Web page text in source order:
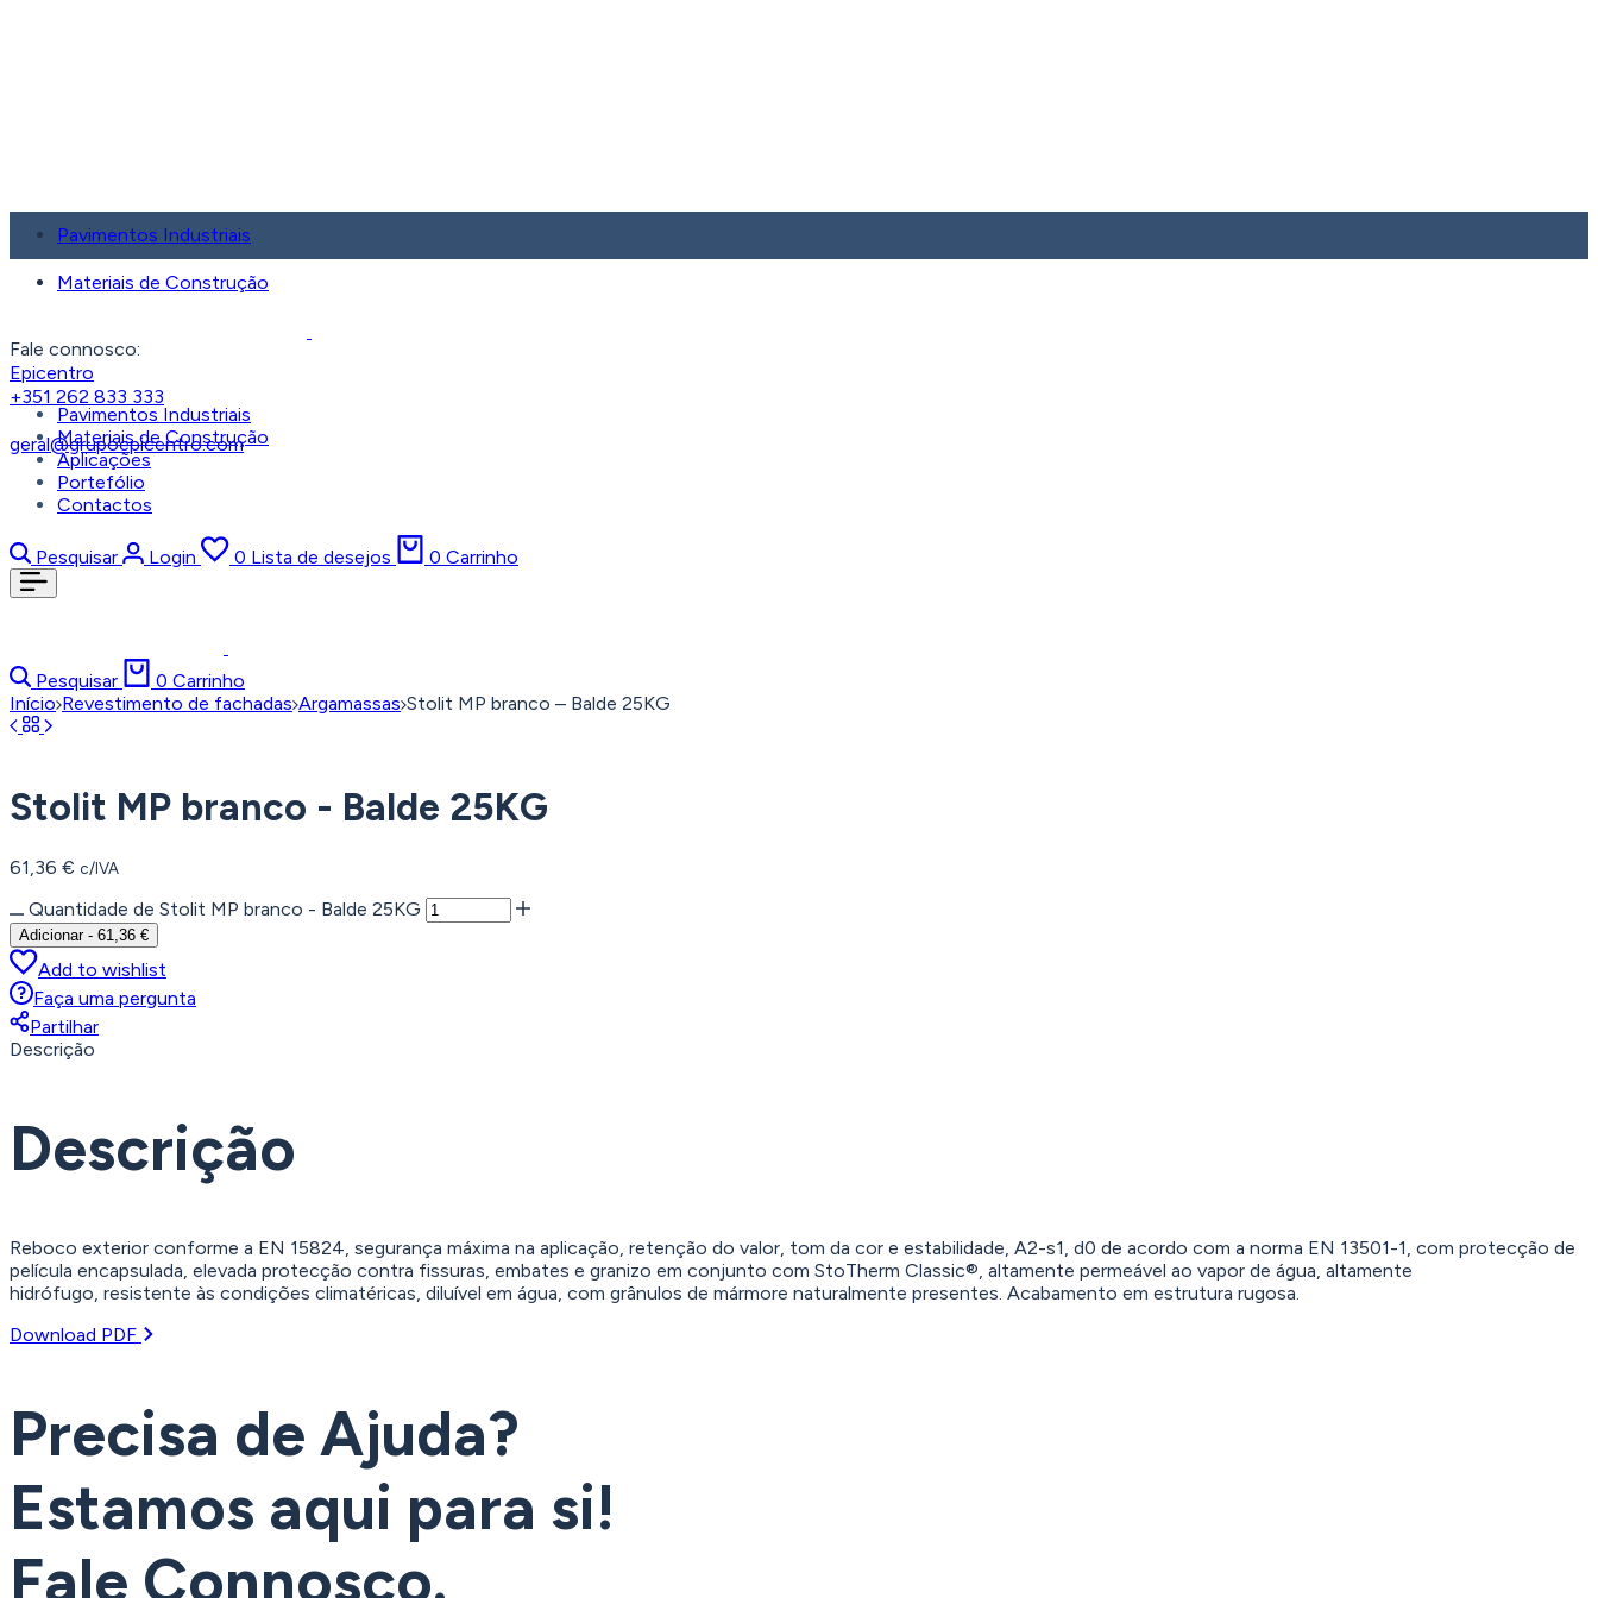
Pavimentos Industriais
Materiais de Construção
Fale connosco:
+351 262 833 333
geral@grupoepicentro.com
Epicentro
Pavimentos Industriais
Materiais de Construção
Aplicações
Portefólio
Contactos
Pesquisar Login 0 Lista de desejos 0 Carrinho
Pesquisar 0 Carrinho
Início Revestimento de fachadas Argamassas Stolit MP branco – Balde 25KG
Stolit MP branco - Balde 25KG
61,36 € c/IVA
Quantidade de Stolit MP branco - Balde 25KG
Adicionar - 61,36 €
Add to wishlist
Faça uma pergunta
Partilhar
Descrição
Descrição
Reboco exterior conforme a EN 15824, segurança máxima na aplicação, retenção do valor, tom da cor e estabilidade, A2-s1, d0 de acordo com a norma EN 13501-1, com protecção de
película encapsulada, elevada protecção contra fissuras, embates e granizo em conjunto com StoTherm Classic®, altamente permeável ao vapor de água, altamente
hidrófugo, resistente às condições climatéricas, diluível em água, com grânulos de mármore naturalmente presentes. Acabamento em estrutura rugosa.
Download PDF
Precisa de Ajuda?
Estamos aqui para si!
Fale Connosco.